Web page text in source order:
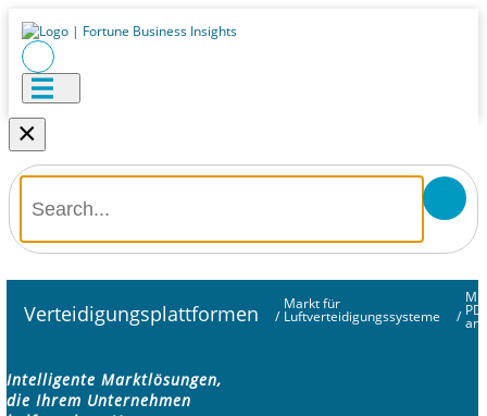
×
Verteidigungsplattformen /
Markt für
Luftverteidigungssysteme /
Intelligente Marktlösungen,
die Ihrem Unternehmen